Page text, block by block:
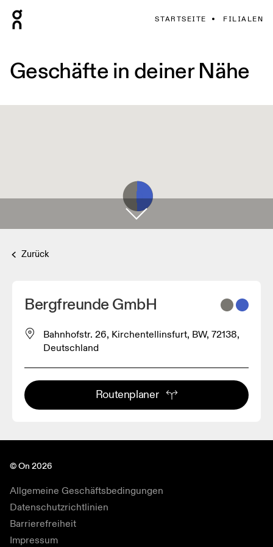
STARTSEITE FILIALEN
Geschäfte in deiner Nähe
Zurück
Bergfreunde GmbH
Bahnhofstr. 26, Kirchentellinsfurt, BW, 72138,
Deutschland
Routenplaner
© On 2026
Allgemeine Geschäftsbedingungen
Datenschutzrichtlinien
Barrierefreiheit
Impressum